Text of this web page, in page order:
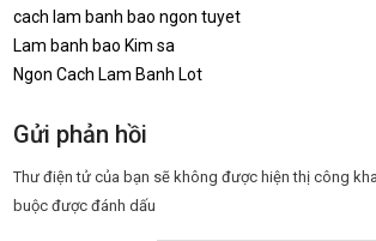
cach lam banh bao ngon tuyet
Lam banh bao Kim sa
Ngon Cach Lam Banh Lot
Gửi phản hồi
Thư điện tử của bạn sẽ không được hiện thị công
buộc được đánh dấu